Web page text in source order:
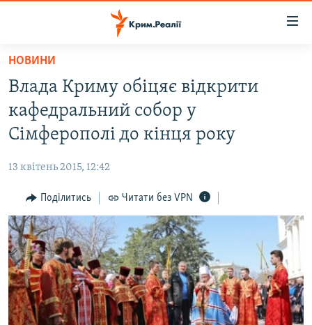
Перейти
основного
матеріалу
Перейти
до
основної
Перейти
до
пошуку
ВОДА.КРИМ
ВІДЕО ТА ФОТО
БЛОГИ
ПОГЛЯД
ІНТЕРВ'Ю
ВСЕ ЗА ДЕНЬ
СПЕЦПРОЕКТИ
ДЕПОРТАЦІЯ
ЯК ОБІЙТИ БЛОКУВАННЯ
НОВИНИ
Влада Криму обіцяє відкрити
кафедральний собор у
Сімферополі до кінця року
13 квітень 2015, 12:42
Поділитись Читати без VPN